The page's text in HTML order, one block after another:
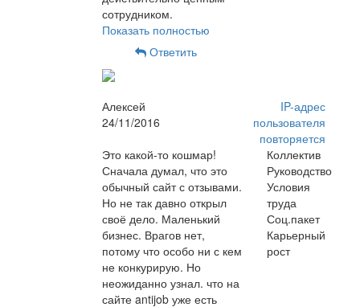
сотрудником.
Показать полностью
Ответить
Алексей
24/11/2016
IP-адрес
пользователя
повторяется
Это какой-то кошмар!
Сначала думал, что это
обычный сайт с отзывами.
Но не так давно открыл
своё дело. Маленький
бизнес. Врагов нет,
потому что особо ни с кем
не конкурирую. Но
неожиданно узнал. что на
сайте antijob уже есть
Коллектив
Руководство
Условия
труда
Соц.пакет
Карьерный
рост